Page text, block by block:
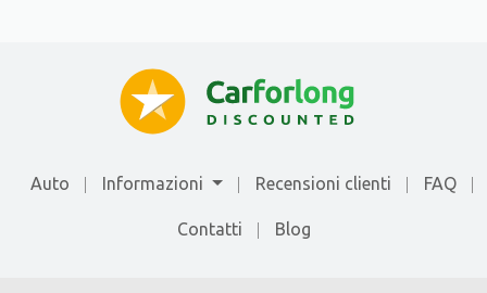
Auto Informazioni Recensioni clienti FAQ
Contatti Blog